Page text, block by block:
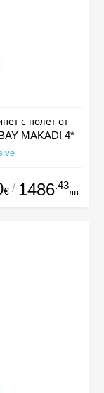
с полет от
MAKADI 4*
€ / 1486.43
лв.